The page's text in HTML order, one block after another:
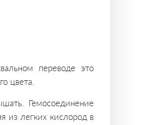
переводе это
цвета.
Гемосоединение
из легких кислород в